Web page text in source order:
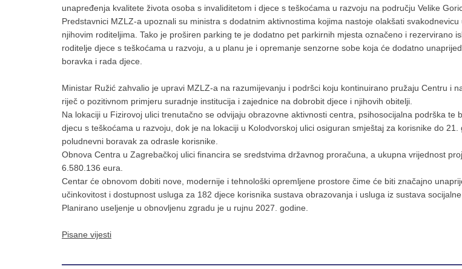
unapređenja kvalitete života osoba s invaliditetom i djece s teškoćama u razvoju na području Velike
Predstavnici MZLZ-a upoznali su ministra s dodatnim aktivnostima kojima nastoje olakšati svakodnevicu
njihovim roditeljima. Tako je proširen parking te je dodatno pet parkirnih mjesta označeno i rezervirano
roditelje djece s teškoćama u razvoju, a u planu je i opremanje senzorne sobe koja će dodatno
boravka i rada djece.
Ministar Ružić zahvalio je upravi MZLZ-a na razumijevanju i podršci koju kontinuirano pružaju Centru i
riječ o pozitivnom primjeru suradnje institucija i zajednice na dobrobit djece i njihovih obitelji.
Na lokaciji u Fizirovoj ulici trenutačno se odvijaju obrazovne aktivnosti centra, psihosocijalna podrška te
djecu s teškoćama u razvoju, dok je na lokaciji u Kolodvorskoj ulici osiguran smještaj za korisnike do 21.
poludnevni boravak za odrasle korisnike.
Obnova Centra u Zagrebačkoj ulici financira se sredstvima državnog proračuna, a ukupna vrijednost
6.580.136 eura.
Centar će obnovom dobiti nove, modernije i tehnološki opremljene prostore čime će biti značajno
učinkovitost i dostupnost usluga za 182 djece korisnika sustava obrazovanja i usluga iz sustava socijalne
Planirano useljenje u obnovljenu zgradu je u rujnu 2027. godine.
Pisane vijesti